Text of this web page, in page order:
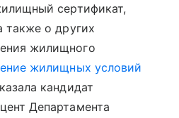
сертификат,
также о других
жилищного
жилищных условий
кандидат
Департамента